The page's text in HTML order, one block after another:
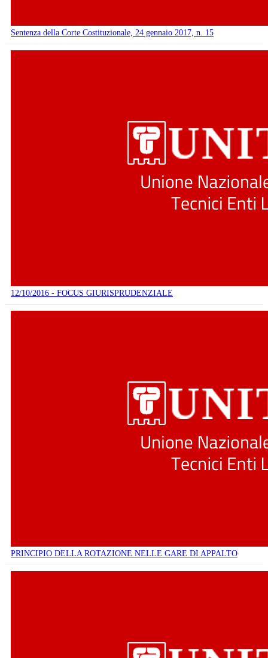
Sentenza della Corte Costituzionale, 24 gennaio 2017, n. 15
12/10/2016 - FOCUS GIURISPRUDENZIALE
PRINCIPIO DELLA ROTAZIONE NELLE GARE DI APPALTO